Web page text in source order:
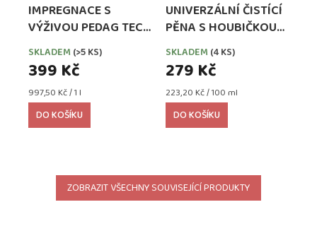
IMPREGNACE S
VÝŽIVOU PEDAG TECH
WATERPROOFER,
EXTRA SILNÁ
SKLADEM (>5 KS)
399 Kč
Měrná
cena:
997,50 Kč / 1 l
DO KOŠÍKU
UNIVERZÁLNÍ ČISTÍCÍ
PĚNA S HOUBIČKOU
PEDAG COMBI SET
SKLADEM (4 KS)
279 Kč
Měrná
cena:
223,20 Kč / 100 ml
DO KOŠÍKU
ZOBRAZIT VŠECHNY SOUVISEJÍCÍ PRODUKTY